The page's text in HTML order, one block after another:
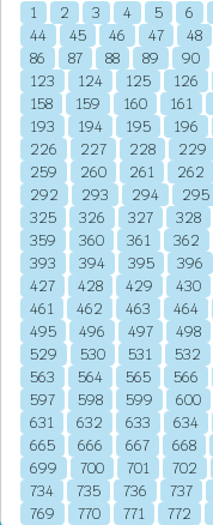
1 2 3 4 5 6
44
45 46 47 48
86
87 88 89 90
123
124 125 126
158
159 160 161
193
194 195 196
226
227 228 229
259
260 261 262
292
293 294 295
325
326 327 328
359
360 361 362
393
394 395 396
427
428 429 430
461
462 463 464
495
496 497 498
529
530 531 532
563
564 565 566
597
598 599 600
631
632 633 634
665
666 667 668
699
700 701 702
734
735 736 737
769
770 771 772